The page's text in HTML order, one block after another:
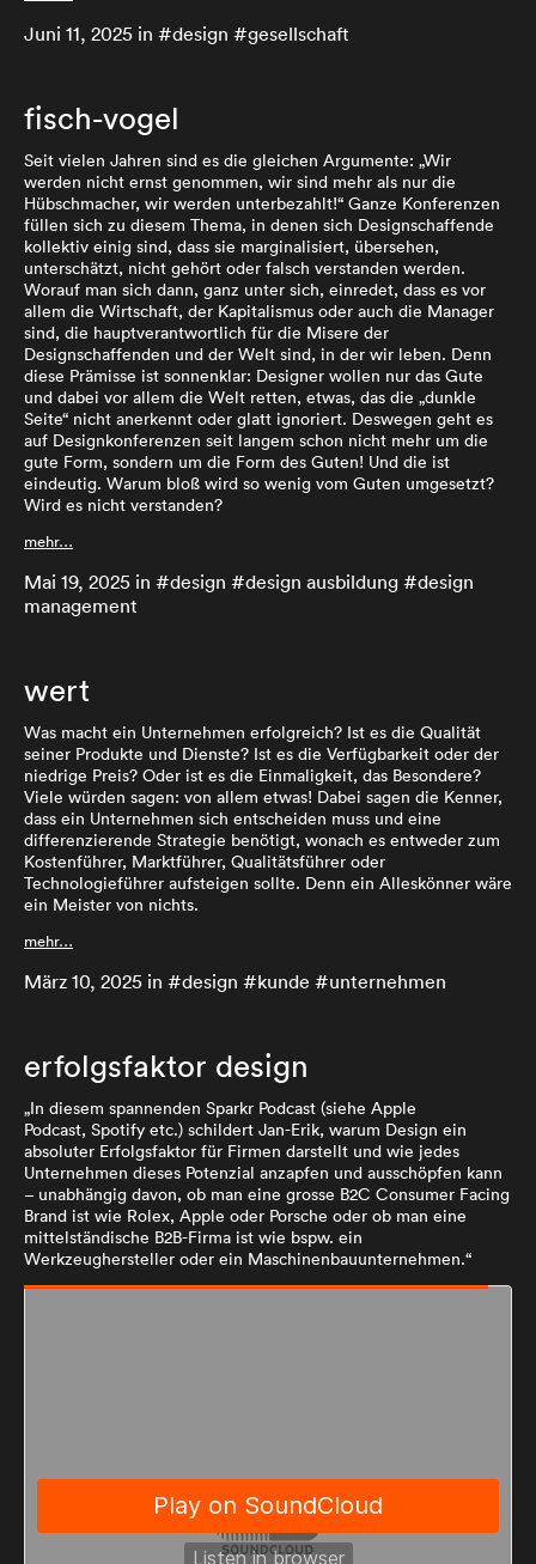
Juni 11, 2025 in #design #gesellschaft
fisch-vogel
Seit vielen Jahren sind es die gleichen Argumente: „Wir
werden nicht ernst genommen, wir sind mehr als nur die
Hübschmacher, wir werden unterbezahlt!“ Ganze Konferenzen
füllen sich zu diesem Thema, in denen sich Designschaffende
kollektiv einig sind, dass sie marginalisiert, übersehen,
unterschätzt, nicht gehört oder falsch verstanden werden.
Worauf man sich dann, ganz unter sich, einredet, dass es vor
allem die Wirtschaft, der Kapitalismus oder auch die Manager
sind, die hauptverantwortlich für die Misere der
Designschaffenden und der Welt sind, in der wir leben. Denn
diese Prämisse ist sonnenklar: Designer wollen nur das Gute
und dabei vor allem die Welt retten, etwas, das die „dunkle
Seite“ nicht anerkennt oder glatt ignoriert. Deswegen geht es
auf Designkonferenzen seit langem schon nicht mehr um die
gute Form, sondern um die Form des Guten! Und die ist
eindeutig. Warum bloß wird so wenig vom Guten umgesetzt?
Wird es nicht verstanden?
mehr…
Mai 19, 2025 in #design #design ausbildung #design
management
wert
Was macht ein Unternehmen erfolgreich? Ist es die Qualität
seiner Produkte und Dienste? Ist es die Verfügbarkeit oder der
niedrige Preis? Oder ist es die Einmaligkeit, das Besondere?
Viele würden sagen: von allem etwas! Dabei sagen die Kenner,
dass ein Unternehmen sich entscheiden muss und eine
differenzierende Strategie benötigt, wonach es entweder zum
Kostenführer, Marktführer, Qualitätsführer oder
Technologieführer aufsteigen sollte. Denn ein Alleskönner wäre
ein Meister von nichts.
mehr…
März 10, 2025 in #design #kunde #unternehmen
erfolgsfaktor design
„In diesem spannenden Sparkr Podcast (siehe Apple
Podcast, Spotify etc.) schildert Jan-Erik, warum Design ein
absoluter Erfolgsfaktor für Firmen darstellt und wie jedes
Unternehmen dieses Potenzial anzapfen und ausschöpfen kann
– unabhängig davon, ob man eine grosse B2C Consumer Facing
Brand ist wie Rolex, Apple oder Porsche oder ob man eine
mittelständische B2B-Firma ist wie bspw. ein
Werkzeughersteller oder ein Maschinenbauunternehmen.“